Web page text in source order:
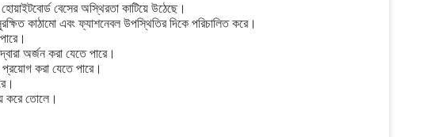
বেসের অস্থিরতা কাটিয়ে উঠেছে।
কাঠামো এবং ফ্যাশনেবল উপস্থিতির দিকে পরিচালিত করে।
অর্জন করা যেতে পারে।
প্রয়োগ করা যেতে পারে।
করে তোলে।